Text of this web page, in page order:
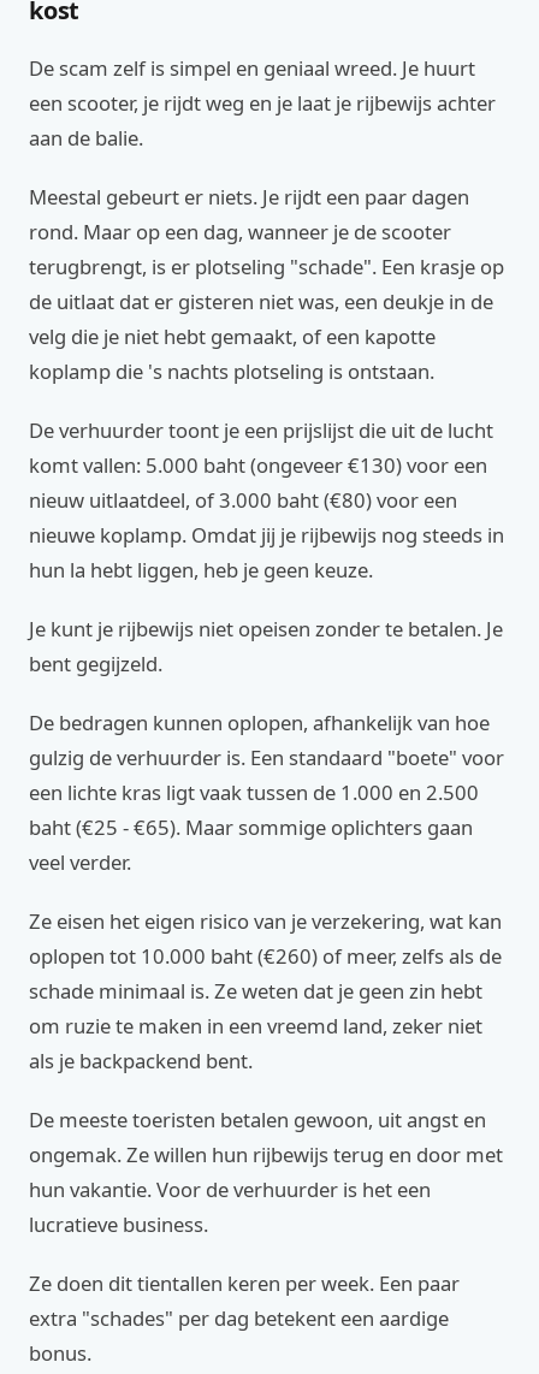
kost
De scam zelf is simpel en geniaal wreed. Je huurt
een scooter, je rijdt weg en je laat je rijbewijs achter
aan de balie.
Meestal gebeurt er niets. Je rijdt een paar dagen
rond. Maar op een dag, wanneer je de scooter
terugbrengt, is er plotseling "schade". Een krasje op
de uitlaat dat er gisteren niet was, een deukje in de
velg die je niet hebt gemaakt, of een kapotte
koplamp die 's nachts plotseling is ontstaan.
De verhuurder toont je een prijslijst die uit de lucht
komt vallen: 5.000 baht (ongeveer €130) voor een
nieuw uitlaatdeel, of 3.000 baht (€80) voor een
nieuwe koplamp. Omdat jij je rijbewijs nog steeds in
hun la hebt liggen, heb je geen keuze.
Je kunt je rijbewijs niet opeisen zonder te betalen. Je
bent gegijzeld.
De bedragen kunnen oplopen, afhankelijk van hoe
gulzig de verhuurder is. Een standaard "boete" voor
een lichte kras ligt vaak tussen de 1.000 en 2.500
baht (€25 - €65). Maar sommige oplichters gaan
veel verder.
Ze eisen het eigen risico van je verzekering, wat kan
oplopen tot 10.000 baht (€260) of meer, zelfs als de
schade minimaal is. Ze weten dat je geen zin hebt
om ruzie te maken in een vreemd land, zeker niet
als je backpackend bent.
De meeste toeristen betalen gewoon, uit angst en
ongemak. Ze willen hun rijbewijs terug en door met
hun vakantie. Voor de verhuurder is het een
lucratieve business.
Ze doen dit tientallen keren per week. Een paar
extra "schades" per dag betekent een aardige
bonus.